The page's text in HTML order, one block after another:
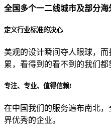
贵公司的团队规模是？
目前主要的营销渠道是？
全国多个一二线城市及部分海
定义行业标准的决心
美观的设计瞬间夺人眼球，
累，看得到的看不到的我们都
专注、专业、值得信赖!
在中国我们的服务遍布南北
界优秀的企业。